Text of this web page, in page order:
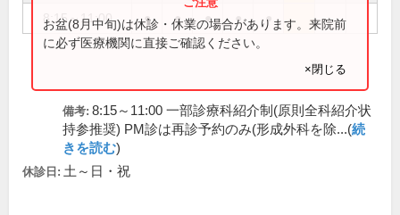
8:15～11:00 ● ● ● ● ●
お盆(8月中旬)は休診・休業の場合があります。来院前
に必ず医療機関に直接ご確認ください。
×閉じる
備考: 8:15～11:00 一部診療科紹介制(原則全科紹介状
持参推奨) PM診は再診予約のみ(形成外科を除...(続
きを読む)
休診日: 土～日・祝